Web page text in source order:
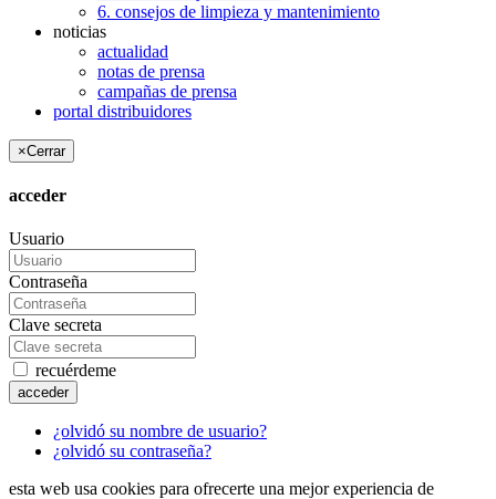
6. consejos de limpieza y mantenimiento
noticias
actualidad
notas de prensa
campañas de prensa
portal distribuidores
×Cerrar
acceder
Usuario
Contraseña
Clave secreta
recuérdeme
acceder
¿olvidó su nombre de usuario?
¿olvidó su contraseña?
esta web usa cookies para ofrecerte una mejor experiencia de